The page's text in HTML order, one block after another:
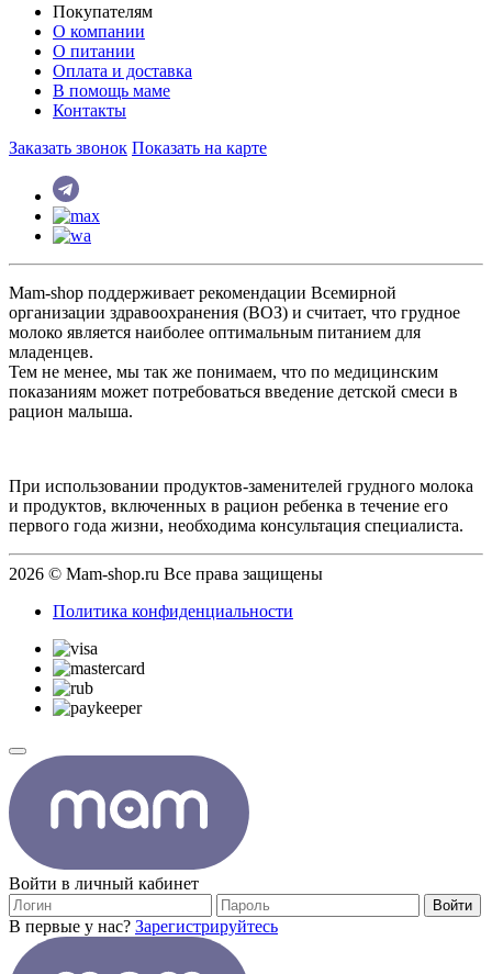
Покупателям
О компании
О питании
Оплата и доставка
В помощь маме
Контакты
Заказать звонок Показать на карте
Mam-shop поддерживает рекомендации Всемирной
организации здравоохранения (ВОЗ) и считает, что грудное
молоко является наиболее оптимальным питанием для
младенцев.
Тем не менее, мы так же понимаем, что по медицинским
показаниям может потребоваться введение детской смеси в
рацион малыша.
При использовании продуктов-заменителей грудного молока
и продуктов, включенных в рацион ребенка в течение его
первого года жизни, необходима консультация специалиста.
2026 © Mam-shop.ru Все права защищены
Политика конфиденциальности
Войти в личный кабинет
Войти
В первые у нас? Зарегистрируйтесь